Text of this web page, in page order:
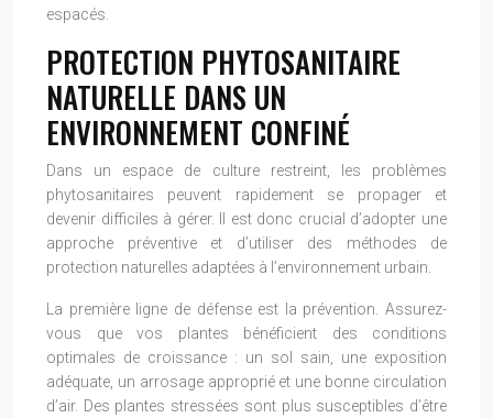
espacés.
PROTECTION PHYTOSANITAIRE
NATURELLE DANS UN
ENVIRONNEMENT CONFINÉ
Dans un espace de culture restreint, les problèmes
phytosanitaires peuvent rapidement se propager et
devenir difficiles à gérer. Il est donc crucial d’adopter une
approche préventive et d’utiliser des méthodes de
protection naturelles adaptées à l’environnement urbain.
La première ligne de défense est la prévention. Assurez-
vous que vos plantes bénéficient des conditions
optimales de croissance : un sol sain, une exposition
adéquate, un arrosage approprié et une bonne circulation
d’air. Des plantes stressées sont plus susceptibles d’être